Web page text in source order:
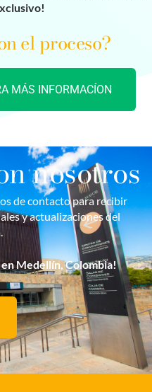
el proceso?
MÁS INFORMACÍON
nosotros
de contacto para recibir
y actualizaciones del
.
en Medellín, Colombia!